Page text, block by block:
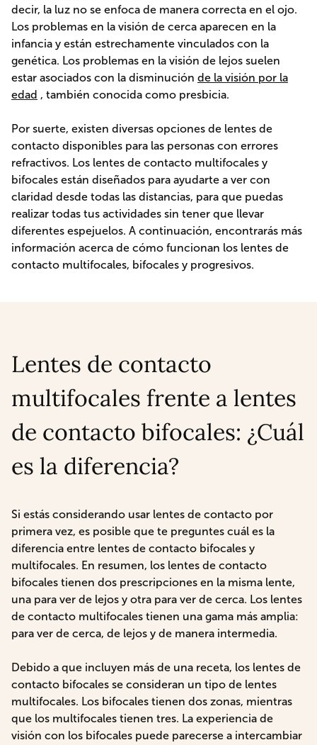
decir, la luz no se enfoca de manera correcta en el ojo.
Los problemas en la visión de cerca aparecen en la
infancia y están estrechamente vinculados con la
genética. Los problemas en la visión de lejos suelen
estar asociados con la disminución de la visión por la
edad , también conocida como presbicia.
Por suerte, existen diversas opciones de lentes de
contacto disponibles para las personas con errores
refractivos. Los lentes de contacto multifocales y
bifocales están diseñados para ayudarte a ver con
claridad desde todas las distancias, para que puedas
realizar todas tus actividades sin tener que llevar
diferentes espejuelos. A continuación, encontrarás más
información acerca de cómo funcionan los lentes de
contacto multifocales, bifocales y progresivos.
Lentes de contacto
multifocales frente a lentes
de contacto bifocales: ¿Cuál
es la diferencia?
Si estás considerando usar lentes de contacto por
primera vez, es posible que te preguntes cuál es la
diferencia entre lentes de contacto bifocales y
multifocales. En resumen, los lentes de contacto
bifocales tienen dos prescripciones en la misma lente,
una para ver de lejos y otra para ver de cerca. Los lentes
de contacto multifocales tienen una gama más amplia:
para ver de cerca, de lejos y de manera intermedia.
Debido a que incluyen más de una receta, los lentes de
contacto bifocales se consideran un tipo de lentes
multifocales. Los bifocales tienen dos zonas, mientras
que los multifocales tienen tres. La experiencia de
visión con los bifocales puede parecerse a intercambiar